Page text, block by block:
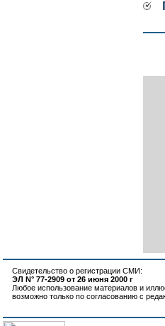
Свидетельство о регистрации СМИ:
ЭЛ N° 77-2909 от 26 июня 2000 г
Любое использование материалов и
возможно только по согласованию с